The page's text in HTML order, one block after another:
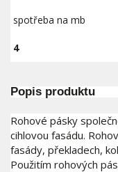
spotřeba na mb
4
Popis produktu
Rohové pásky
cihlovou fasádu.
fasády, překladech,
Použitím rohových